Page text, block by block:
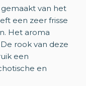
gemaakt van het
een zeer frisse
Het aroma
rook van deze
een
en